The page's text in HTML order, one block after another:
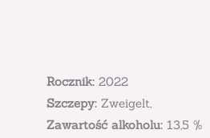
Rocznik: 2022
Szczepy: Zweigelt,
Zawartość alkoholu: 13,5 %